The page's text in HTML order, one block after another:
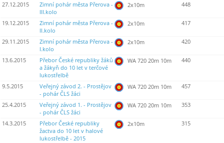
27.12.2015
Zimní pohár města Přerova -
III.kolo
2x10m 448
19.12.2015
Zimní pohár města Přerova -
II.kolo
2x10m 417
29.11.2015
Zimní pohár města Přerova -
I.kolo
2x10m 420
13.6.2015
Přebor České republiky žáků
a žákyň do 10 let v terčové
lukostřelbě
WA 720 20m 10m 440
9.5.2015
Veřejný závod 2. - Prostějov
- pohár ČLS žáci
WA 720 20m 10m 457
25.4.2015
Veřejný závod 1. - Prostějov
- pohár ČLS žáci
WA 720 20m 10m 353
14.3.2015
Přebor České republiky
žactva do 10 let v halové
lukostřelbě - 2015
2x10m 315